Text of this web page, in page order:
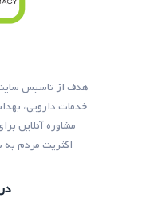
هدف از تاسیس سایت
خدمات دارویی،
مشاوره آنلاین
اکثریت مردم به